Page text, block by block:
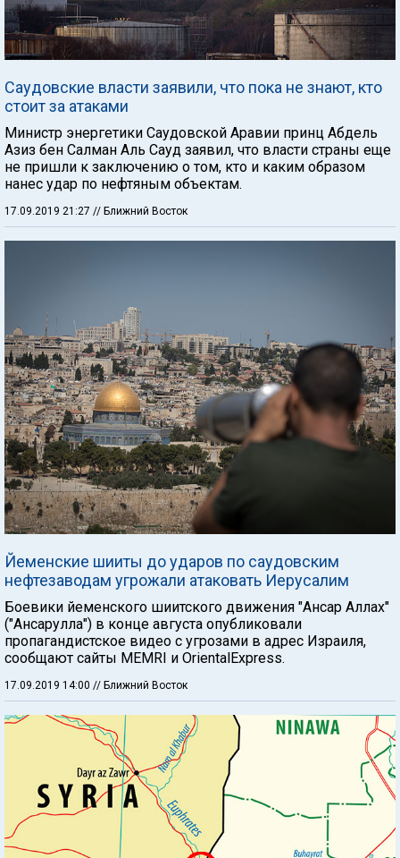
Саудовские власти заявили, что пока не знают, кто
стоит за атаками
Министр энергетики Саудовской Аравии принц Абдель
Азиз бен Салман Аль Сауд заявил, что власти страны еще
не пришли к заключению о том, кто и каким образом
нанес удар по нефтяным объектам.
17.09.2019 21:27 // Ближний Восток
Йеменские шииты до ударов по саудовским
нефтезаводам угрожали атаковать Иерусалим
Боевики йеменского шиитского движения "Ансар Аллах"
("Ансарулла") в конце августа опубликовали
пропагандистское видео с угрозами в адрес Израиля,
сообщают сайты MEMRI и OrientalExpress.
17.09.2019 14:00 // Ближний Восток